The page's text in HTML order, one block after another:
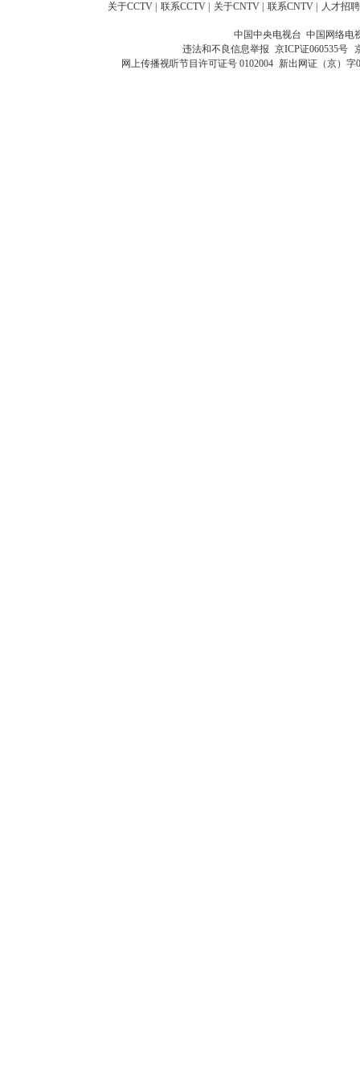
关于CCTV 联系CCTV 关于CNTV 联系CNTV 人才招聘
中国中央电视台 中国网络电
违法和不良信息举报 京ICP证060535号
网上传播视听节目许可证号 0102004 新出网证（京）